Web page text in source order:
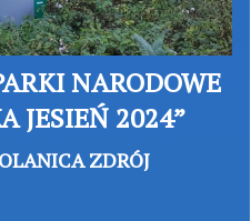
NARODOWE
JESIEŃ 2024”
ZDRÓJ